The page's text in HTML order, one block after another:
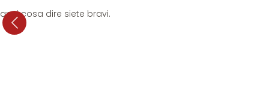
cosa dire siete bravi.